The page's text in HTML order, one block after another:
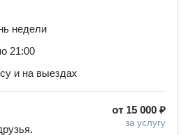
недели
21:00
и на выездах
от 15 000 ₽
за услугу